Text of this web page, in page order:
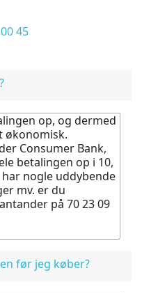
45
op, og dermed
økonomisk.
Consumer Bank,
betalingen op i 10,
har nogle uddybende
mv. er du
på 70 23 09
før jeg køber?